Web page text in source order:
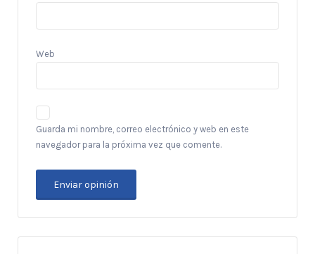
Web
Guarda mi nombre, correo electrónico y web en este
navegador para la próxima vez que comente.